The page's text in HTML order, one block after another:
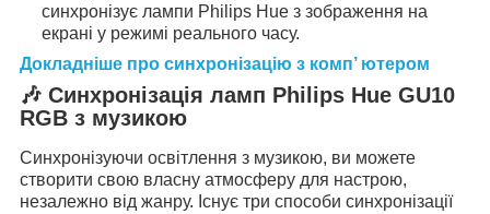
синхронізує лампи Philips Hue з зображення на
екрані у режимі реального часу.
Докладніше про синхронізацію з комп’ ютером
🎶 Синхронізація ламп Philips Hue GU10
RGB з музикою
Синхронізуючи освітлення з музикою, ви можете
створити свою власну атмосферу для настрою,
незалежно від жанру. Існує три способи синхронізації